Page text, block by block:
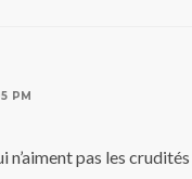
PM
n’aiment pas les